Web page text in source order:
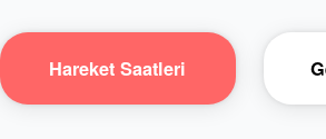
Hareket Saatleri